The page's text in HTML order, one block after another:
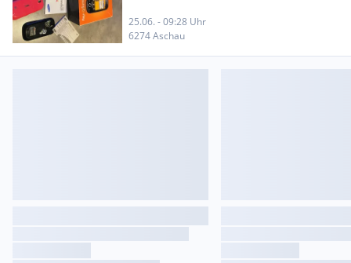
25.06. - 09:28 Uhr
6274 Aschau